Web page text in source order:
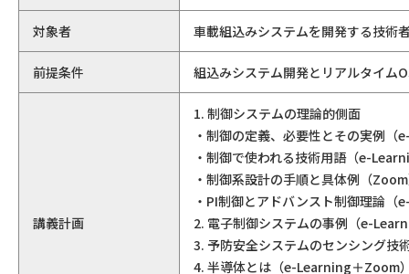
対象者 車載組込みシステムを開発する技術
前提条件 組込みシステム開発とリアルタイム
講義計画
1. 制御システムの理論的側面
・制御の定義、必要性とその実例（
・制御で使われる技術用語（e-
・制御系設計の手順と具体例（
・PI制御とアドバンスト制御理論（
2. 電子制御システムの事例（e-
3. 予防安全システムのセンシング技
4. 半導体とは（e-Learning＋Zoom